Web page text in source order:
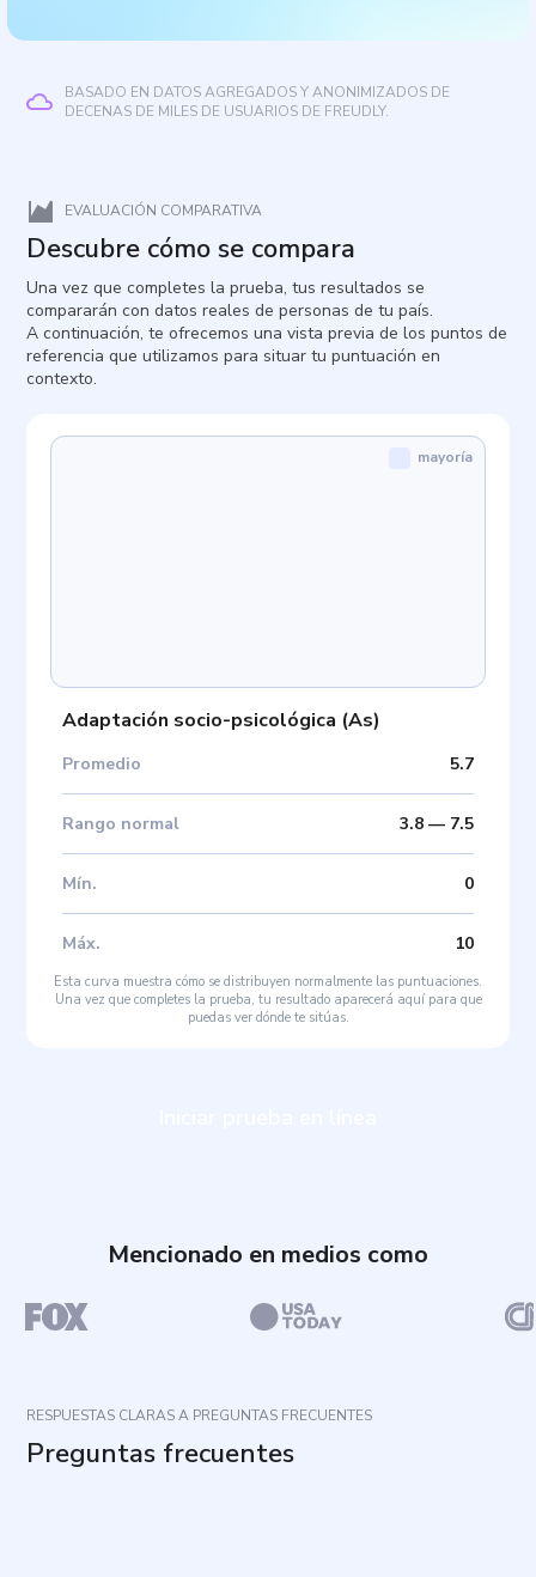
BASADO EN DATOS AGREGADOS Y ANONIMIZADOS DE
DECENAS DE MILES DE USUARIOS DE FREUDLY.
EVALUACIÓN COMPARATIVA
Descubre cómo se compara
Una vez que completes la prueba, tus resultados se
compararán con datos reales de personas de tu país.
A continuación, te ofrecemos una vista previa de los puntos de
referencia que utilizamos para situar tu puntuación en
contexto.
Adaptación socio-psicológica (As)
Promedio 5.7
Rango normal 3.8— 7.5
Mín. 0
Máx. 10
mayoría
Esta curva muestra cómo se distribuyen normalmente las puntuaciones.
Una vez que completes la prueba, tu resultado aparecerá aquí para que
puedas ver dónde te sitúas.
Mencionado en medios como
RESPUESTAS CLARAS A PREGUNTAS FRECUENTES
Preguntas frecuentes